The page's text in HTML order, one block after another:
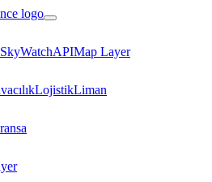
SkyWatchAPIMap Layer
LojistikLiman